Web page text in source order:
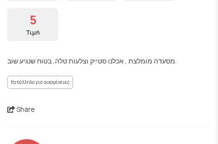
5
Τιμή
מסעדה מומלצת , אכלנו סטייק וצלעות טלה, בטוח שנגיע שוב.
Κατάλληλο για οικογένειες
Share